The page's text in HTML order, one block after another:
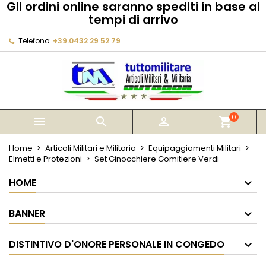
Gli ordini online saranno spediti in base ai
tempi di arrivo
Telefono: +39.0432 29 52 79
   shopping_cart0
Home Articoli Militari e Militaria
Equipaggiamenti Militari
Elmetti e Protezioni
Set Ginocchiere Gomitiere Verdi
HOME
BANNER
DISTINTIVO D'ONORE PERSONALE IN CONGEDO
My wishlists
add_circle_outline Create new list
Crea lista dei desideri
Annulla Crea lista dei desideri
Devi avere effettuato l'accesso per salvare dei
prodotti nella tua lista dei desideri.
Annulla